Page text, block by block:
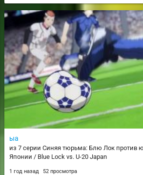
ыа
из 7 серии Синяя тюрьма: Блю Лок против
Японии / Blue Lock vs. U-20 Japan
1 год назад 52 просмотра